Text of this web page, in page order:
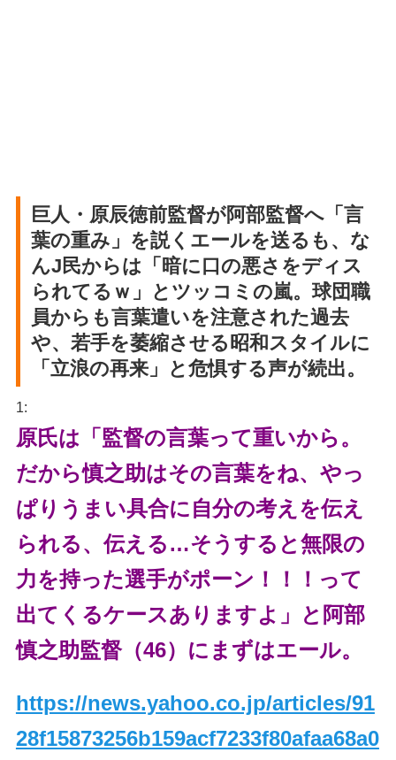
巨人・原辰徳前監督が阿部監督へ「言
葉の重み」を説くエールを送るも、な
んJ民からは「暗に口の悪さをディス
られてるｗ」とツッコミの嵐。球団職
員からも言葉遣いを注意された過去
や、若手を萎縮させる昭和スタイルに
「立浪の再来」と危惧する声が続出。
1:
原氏は「監督の言葉って重いから。
だから慎之助はその言葉をね、やっ
ぱりうまい具合に自分の考えを伝え
られる、伝える…そうすると無限の
力を持った選手がポーン！！！って
出てくるケースありますよ」と阿部
慎之助監督（46）にまずはエール。
https://news.yahoo.co.jp/articles/91
28f15873256b159acf7233f80afaa68a0